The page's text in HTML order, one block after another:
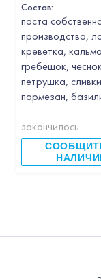
Состав:
паста
производства,
креветка,
гребешок,
петрушка,
пармезан,
закончилось